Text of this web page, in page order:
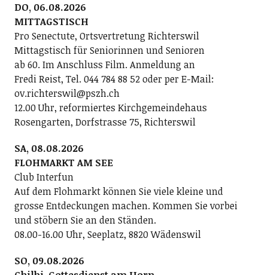
DO, 06.08.2026
MITTAGSTISCH
Pro Senectute, Ortsvertretung Richterswil
Mittagstisch für Seniorinnen und Senioren
ab 60. Im Anschluss Film. Anmeldung an
Fredi Reist, Tel. 044 784 88 52 oder per E-Mail:
ov.richterswil@pszh.ch
12.00 Uhr, reformiertes Kirchgemeindehaus
Rosengarten, Dorfstrasse 75, Richterswil
SA, 08.08.2026
FLOHMARKT AM SEE
Club Interfun
Auf dem Flohmarkt können Sie viele kleine und
grosse Entdeckungen machen. Kommen Sie vorbei
und stöbern Sie an den Ständen.
08.00-16.00 Uhr, Seeplatz, 8820 Wädenswil
SO, 09.08.2026